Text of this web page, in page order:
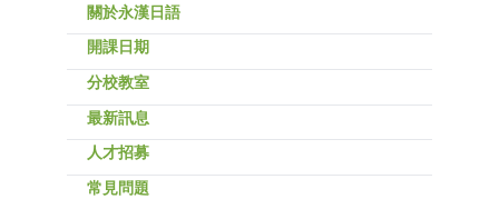
關於永漢日語
開課日期
分校教室
最新訊息
人才招募
常見問題